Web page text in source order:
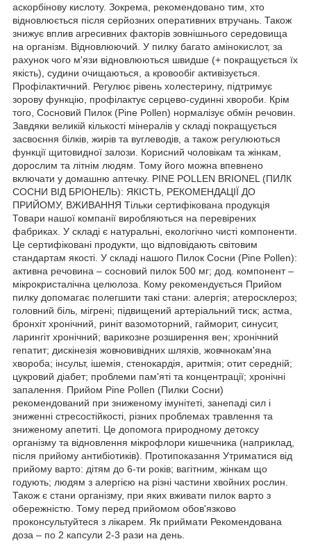
аскорбінову кислоту. Зокрема, рекомендовано тим, хто
відновлюється після серйозних оперативних втручань. Також
знижує вплив агресивних факторів зовнішнього середовища
на організм. Відновлюючий. У пилку багато амінокислот, за
рахунок чого м'язи відновлюються швидше (+ покращується їх
якість), судини очищаються, а кровообіг активізується.
Профілактичний. Регулює рівень холестерину, підтримує
зорову функцію, профілактує серцево-судинні хвороби. Крім
того, Сосновий Пилок (Pine Pollen) нормалізує обмін речовин.
Завдяки великій кількості мінералів у складі покращується
засвоєння білків, жирів та вуглеводів, а також регулюються
функції щитовидної залози. Корисний чоловікам та жінкам,
дорослим та літнім людям. Тому його можна впевнено
включати у домашню аптечку. PINE POLLEN BRIONEL (ПИЛК
СОСНИ ВІД БРІОНЕЛЬ): ЯКІСТЬ, РЕКОМЕНДАЦІЇ ДО
ПРИЙОМУ, ВЖИВАННЯ Тільки сертифікована продукція
Товари нашої компанії виробляються на перевірених
фабриках. У складі є натуральні, екологічно чисті компоненти.
Це сертифіковані продукти, що відповідають світовим
стандартам якості. У складі нашого Пилок Сосни (Pine Pollen):
активна речовина – сосновий пилок 500 мг; дод. компонент –
мікрокристалічна целюлоза. Кому рекомендується Прийом
пилку допомагає полегшити такі стани: алергія; атеросклероз;
головний біль, мігрені; підвищений артеріальний тиск; астма,
бронхіт хронічний, риніт вазомоторний, гайморит, синусит,
ларингіт хронічний; варикозне розширення вен; хронічний
гепатит; дискінезія жовчовивідних шляхів, жовчнокам'яна
хвороба; інсульт, ішемія, стенокардія, аритмія; отит середній;
цукровий діабет; проблеми пам'яті та концентрації; хронічні
запалення. Прийом Pine Pollen (Пилки Сосни)
рекомендований при зниженому імунітеті, занепаді сил і
зниженні стресостійкості, різних проблемах травлення та
зниженому апетиті. Це допомога природному детоксу
організму та відновлення мікрофлори кишечника (наприклад,
після прийому антибіотиків). Протипоказання Утриматися від
прийому варто: дітям до 6-ти років; вагітним, жінкам що
годують; людям з алергією на різні частини хвойних рослин.
Також є стани організму, при яких вживати пилок варто з
обережністю. Тому перед прийомом обов'язково
проконсультуйтеся з лікарем. Як приймати Рекомендована
доза – по 2 капсули 2-3 рази на день.